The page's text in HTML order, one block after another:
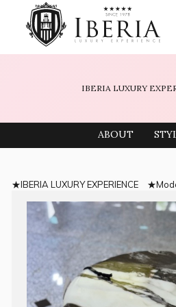
IBERIA LUXURY
ABOUT
IBERIA LUXURY EXPERIENCE